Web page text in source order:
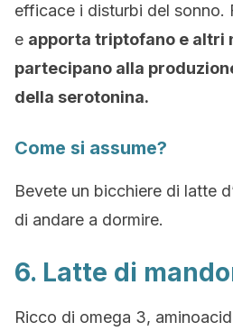
efficace i disturbi del sonno.
e apporta triptofano e altri
partecipano alla
della serotonina.
Come si assume?
Bevete un bicchiere di latte
di andare a dormire.
6. Latte di
Ricco di omega 3,